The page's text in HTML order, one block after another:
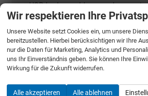
USB-Ladeanschluss am
Adaptiver Abstandsassistent
Regelbereich bis 210 km/h
Adaptiver Spurhalteassistent
Verkehrszeichenerkennung
Spurwechselassistent (Blind-Spot
Parksensoren vorn
Wir respektieren Ihre
Unsere Website setzt Cookies ein, um unsere
bereitzustellen. Hierbei berücksichtigen wir Ihre
nur die Daten für Marketing, Analytics und
uns Ihr Einverständnis geben. Sie können Ihre
Wirkung für die Zukunft widerrufen.
Alle akzeptieren Alle ablehnen